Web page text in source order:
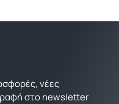
νέες
στο newsletter